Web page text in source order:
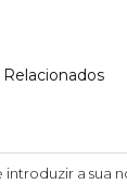
introduzir a sua